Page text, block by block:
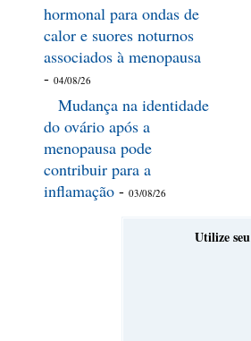
hormonal para ondas de
calor e suores noturnos
associados à menopausa
- 04/08/26
Mudança na identidade
do ovário após a
menopausa pode
contribuir para a
inflamação - 03/08/26
Utilize seu